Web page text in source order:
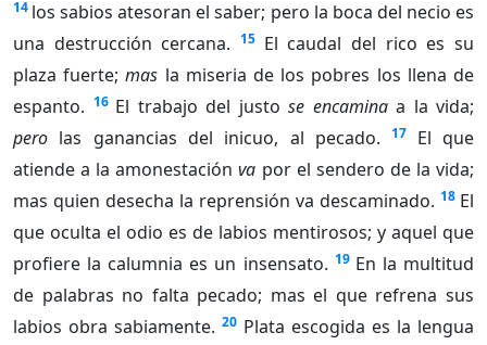
14 los sabios atesoran el saber; pero la boca del necio es
una destrucción cercana. 15 El caudal del rico es su
plaza fuerte;mas la miseria de los pobres los llena de
espanto. 16 El trabajo del justo se encaminaa la vida;
pero las ganancias del inicuo, al pecado. 17
El que
atiende a la amonestaciónva por el sendero de la vida;
mas quien desecha la reprensión va descaminado. 18 El
que oculta el odio es de labios mentirosos; y aquel que
profiere la calumnia es un insensato. 19 En la multitud
de palabras no falta pecado; mas el que refrena sus
labios obra sabiamente. 20 Plata escogida es la lengua